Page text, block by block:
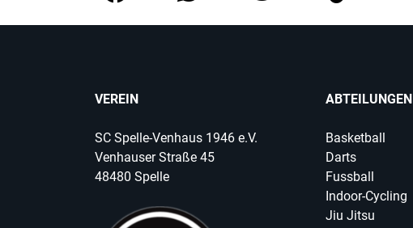
VEREIN
SC Spelle-Venhaus 1946 e.V.
Venhauser Straße 45
48480 Spelle
ABTEILUNGEN
Basketball
Darts
Fussball
Indoor-Cycling
Jiu Jitsu